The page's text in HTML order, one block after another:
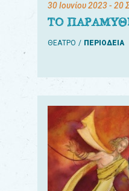
30 Ιουνίου 2023- 20
ΤΟ
ΘΕΑΤΡΟ ΠΕΡΙΟΔΕΙΑ